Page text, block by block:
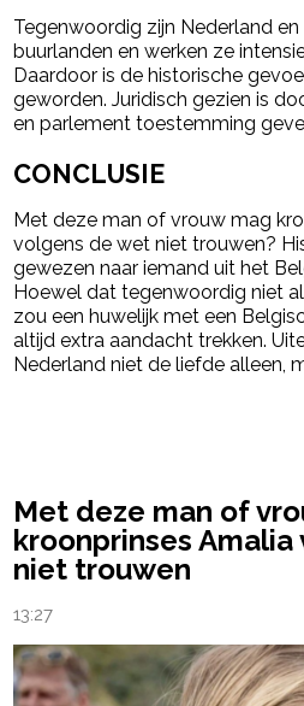
Tegenwoordig zijn Nederland
buurlanden en werken ze
Daardoor is de historische
geworden. Juridisch gezien is
en parlement toestemming
CONCLUSIE
Met deze man of vrouw mag
volgens de wet niet trouwen?
gewezen naar iemand uit het
Hoewel dat tegenwoordig niet
zou een huwelijk met een
altijd extra aandacht trekken.
Nederland niet de liefde alleen,
Met deze man of
kroonprinses
niet trouwen
13:27